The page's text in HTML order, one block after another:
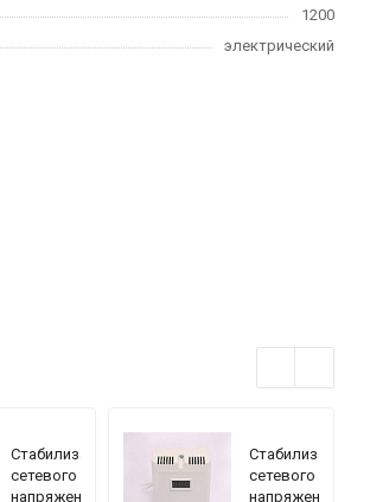
1200
электрический
Стабилизатор
сетевого
напряжения
Стабилизатор
сетевого
напряжения